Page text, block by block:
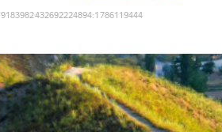
9183982432692224894:1786119444